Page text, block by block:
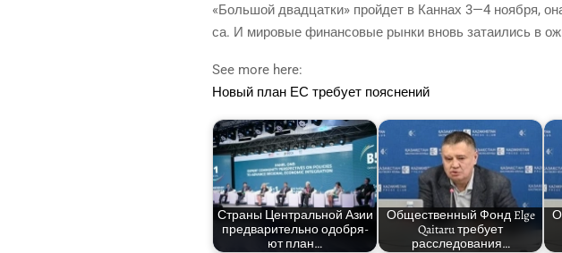
«Боль­шой два­дцат­ки» прой­дет в Кан­нах 3—4 нояб­ря,
са. И миро­вые финан­со­вые рын­ки вновь зата­и­лись в
See more here:
Новый план ЕС тре­бу­ет пояснений
Стра­ны Цен­траль­ной Азии
пред­ва­ри­тель­но одоб­ря­
ют план…
Обще­ствен­ный Фонд Elge
Qaitaru тре­бу­ет
расследования…